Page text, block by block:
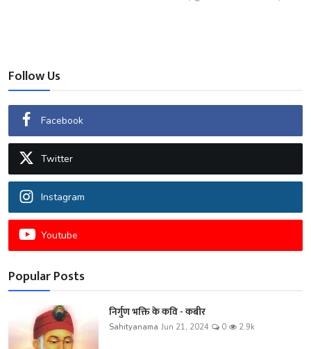
उपन्यास
सिनेमा
शायरी
ग़ज़ल
Follow Us
Facebook
Twitter
Instagram
Youtube
Popular Posts
निर्गुण भक्ति के कवि - कबीर
Sahityanama Jun 21, 2024 0 2.9k